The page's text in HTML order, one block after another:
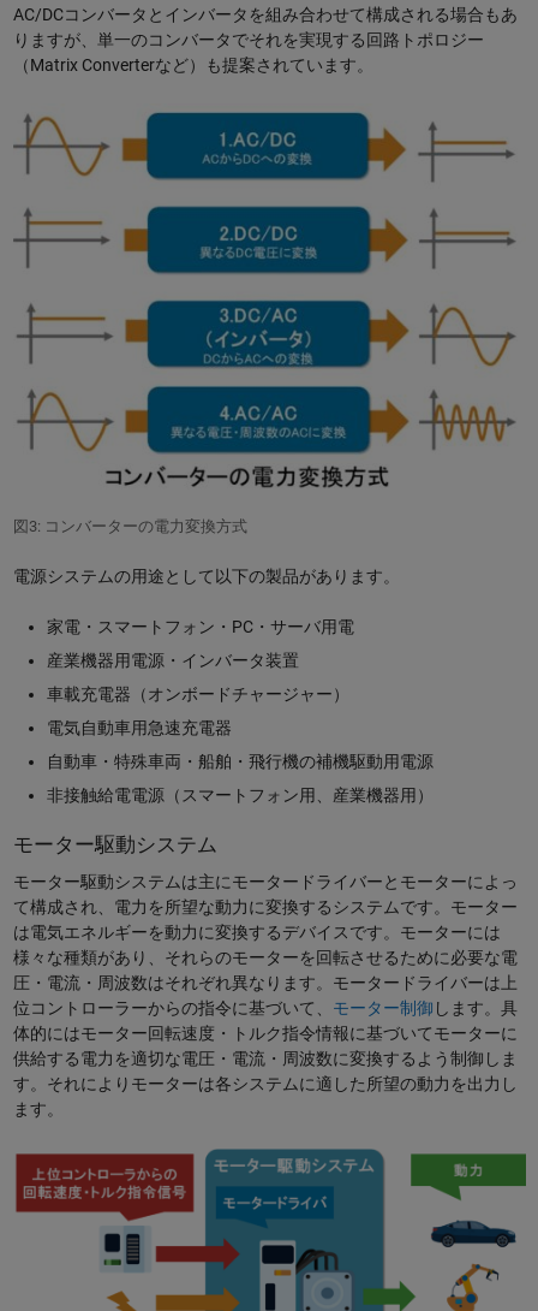
AC/DCコンバータとインバータを組み合わせて構成される場合もあ
りますが、単一のコンバータでそれを実現する回路トポロジー
（Matrix Converterなど）も提案されています。
図3: コンバーターの電力変換方式
電源システムの用途として以下の製品があります。
家電・スマートフォン・PC・サーバ用電
産業機器用電源・インバータ装置
車載充電器（オンボードチャージャー）
電気自動車用急速充電器
自動車・特殊車両・船舶・飛行機の補機駆動用電源
非接触給電電源（スマートフォン用、産業機器用）
モーター駆動システム
モーター駆動システムは主にモータードライバーとモーターによっ
て構成され、電力を所望な動力に変換するシステムです。モーター
は電気エネルギーを動力に変換するデバイスです。モーターには
様々な種類があり、それらのモーターを回転させるために必要な電
圧・電流・周波数はそれぞれ異なります。モータードライバーは上
位コントローラーからの指令に基づいて、 モーター制御 します。具
体的にはモーター回転速度・トルク指令情報に基づいてモーターに
供給する電力を適切な電圧・電流・周波数に変換するよう制御しま
す。それによりモーターは各システムに適した所望の動力を出力し
ます。